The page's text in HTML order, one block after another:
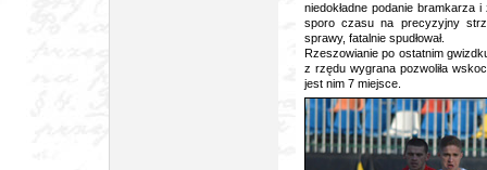
niedokładne podanie bramkarza
sporo czasu na precyzyjny
sprawy, fatalnie spudłował.
Rzeszowianie po ostatnim
z rzędu wygrana pozwoliła
jest nim 7 miejsce.